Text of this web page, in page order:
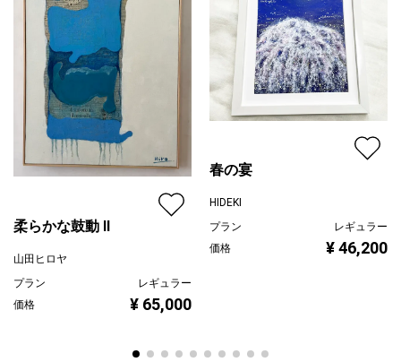
柔らかな鼓動 Ⅱ
山田ヒロヤ
プラン
レギュラー
価格
¥ 65,000
春の宴
HIDEKI
プラン
レギュラー
価格
¥ 46,200